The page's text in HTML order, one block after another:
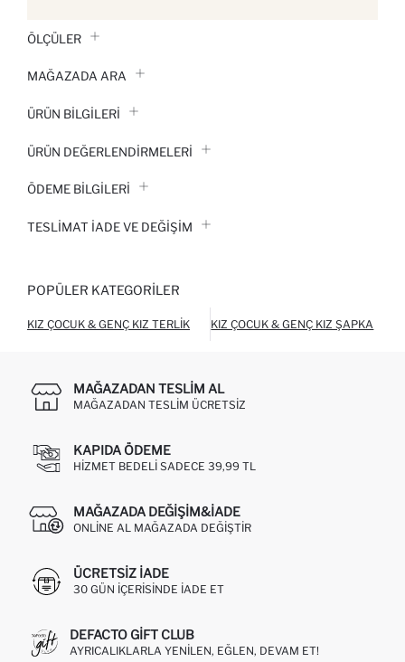
ÖLÇÜLER
MAĞAZADA ARA
ÜRÜN BILGILERI
ÜRÜN DEĞERLENDİRMELERİ
ÖDEME BİLGİLERİ
TESLIMAT İADE VE DEĞIŞIM
POPÜLER KATEGORILER
KIZ ÇOCUK & GENÇ KIZ TERLIK KIZ ÇOCUK & GENÇ KIZ ŞAPKA
MAĞAZADAN TESLIM AL
MAĞAZADAN TESLIM ÜCRETSIZ
KAPIDA ÖDEME
HIZMET BEDELI SADECE 39,99 TL
MAĞAZADA DEĞIŞIM&İADE
ONLINE AL MAĞAZADA DEĞIŞTIR
ÜCRETSIZ IADE
30 GÜN IÇERISINDE IADE ET
DEFACTO GIFT CLUB
AYRICALIKLARLA YENILEN, EĞLEN, DEVAM ET!